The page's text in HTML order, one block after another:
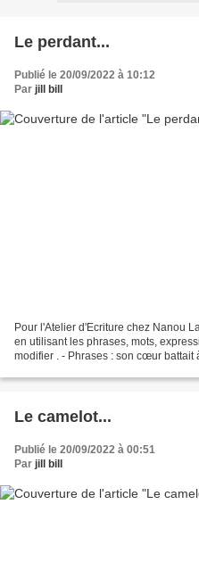
Le perdant...
Publié le 20/09/2022 à 10:12
Par jill bill
Pour l'Atelier d'Ecriture chez Nanou
en utilisant les phrases, mots,
modifier . - Phrases : son cœur battait
Le camelot...
Publié le 20/09/2022 à 00:51
Par jill bill